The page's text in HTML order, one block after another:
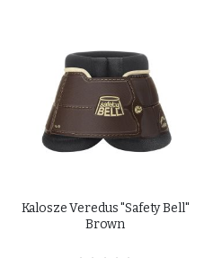
Kalosze Veredus "Safety Bell"
Brown